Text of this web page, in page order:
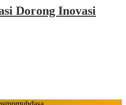
Dorong Inovasi